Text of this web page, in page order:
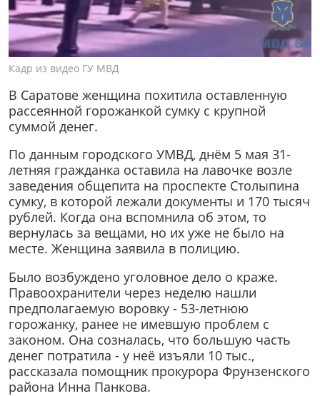
Кадр из видео ГУ МВД
В Саратове женщина похитила оставленную
рассеянной горожанкой сумку с крупной
суммой денег.
По данным городского УМВД, днём 5 мая 31-
летняя гражданка оставила на лавочке возле
заведения общепита на проспекте Столыпина
сумку, в которой лежали документы и 170 тысяч
рублей. Когда она вспомнила об этом, то
вернулась за вещами, но их уже не было на
месте. Женщина заявила в полицию.
Было возбуждено уголовное дело о краже.
Правоохранители через неделю нашли
предполагаемую воровку - 53-летнюю
горожанку, ранее не имевшую проблем с
законом. Она созналась, что большую часть
денег потратила - у неё изъяли 10 тыс.,
рассказала помощник прокурора Фрунзенского
района Инна Панкова.